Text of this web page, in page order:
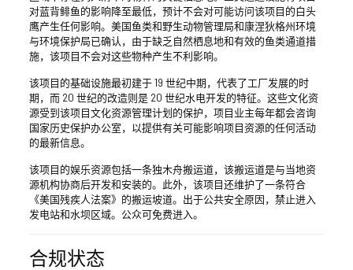
对蓝背鲱鱼的影响降至最低，预计不会对可能访问该项目的白头
鹰产生任何影响。美国鱼类和野生动物管理局和康涅狄格州环境
与环境保护局已确认，由于缺乏自然栖息地和有效的鱼类通道措
施，该项目不会对这些物种产生不利影响。
该项目的基础设施最初建于 19 世纪中期，代表了工厂发展的时
期，而 20 世纪的改造则是 20 世纪水电开发的特征。这些文化资
源受到该项目文化资源管理计划的保护，项目业主每年都会咨询
国家历史保护办公室，以提供有关可能影响项目资源的任何活动
的最新信息。
该项目的娱乐资源包括一条独木舟搬运道，该搬运道是与当地资
源机构协商后开发和安装的。此外，该项目还维护了一条符合
《美国残疾人法案》的搬运坡道。出于公共安全原因，禁止进入
发电站和水坝区域。公众可免费进入。
合规状态